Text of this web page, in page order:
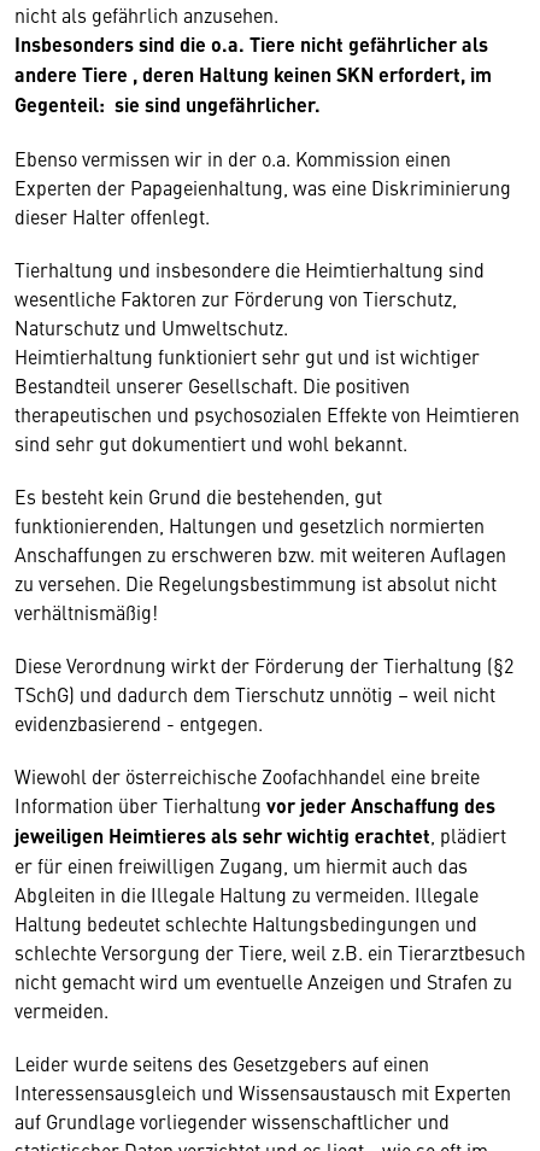
nicht als gefährlich anzusehen.
Insbesonders sind die o.a. Tiere nicht gefährlicher als
andere Tiere , deren Haltung keinen SKN erfordert, im
Gegenteil: sie sind ungefährlicher.
Ebenso vermissen wir in der o.a. Kommission einen
Experten der Papageienhaltung, was eine Diskriminierung
dieser Halter offenlegt.
Tierhaltung und insbesondere die Heimtierhaltung sind
wesentliche Faktoren zur Förderung von Tierschutz,
Naturschutz und Umweltschutz.
Heimtierhaltung funktioniert sehr gut und ist wichtiger
Bestandteil unserer Gesellschaft. Die positiven
therapeutischen und psychosozialen Effekte von Heimtieren
sind sehr gut dokumentiert und wohl bekannt.
Es besteht kein Grund die bestehenden, gut
funktionierenden, Haltungen und gesetzlich normierten
Anschaffungen zu erschweren bzw. mit weiteren Auflagen
zu versehen. Die Regelungsbestimmung ist absolut nicht
verhältnismäßig!
Diese Verordnung wirkt der Förderung der Tierhaltung (§2
TSchG) und dadurch dem Tierschutz unnötig – weil nicht
evidenzbasierend - entgegen.
Wiewohl der österreichische Zoofachhandel eine breite
Information über Tierhaltung vor jeder Anschaffung des
jeweiligen Heimtieres als sehr wichtig erachtet , plädiert
er für einen freiwilligen Zugang, um hiermit auch das
Abgleiten in die Illegale Haltung zu vermeiden. Illegale
Haltung bedeutet schlechte Haltungsbedingungen und
schlechte Versorgung der Tiere, weil z.B. ein Tierarztbesuch
nicht gemacht wird um eventuelle Anzeigen und Strafen zu
vermeiden.
Leider wurde seitens des Gesetzgebers auf einen
Interessensausgleich und Wissensaustausch mit Experten
auf Grundlage vorliegender wissenschaftlicher und